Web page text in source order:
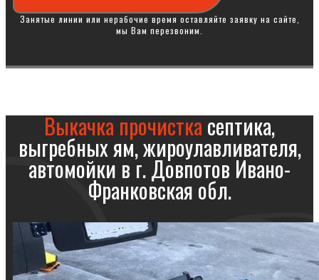
Занятые линии или нерабочие время оставляйте заявку на сайте,
мы Вам перезвоним.
Выкачка прочисткасептика,
выгребных ям, жироулавливателя,
автомойки в г. Довпотов Ивано-
Франковская обл.